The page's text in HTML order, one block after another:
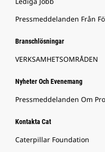
Pressmeddelanden Från
Branschlösningar
VERKSAMHETSOMRÅDEN
Nyheter Och Evenemang
Pressmeddelanden Om
Kontakta Cat
Caterpillar Foundation